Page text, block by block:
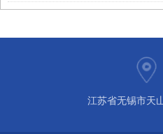
江苏省无锡市天